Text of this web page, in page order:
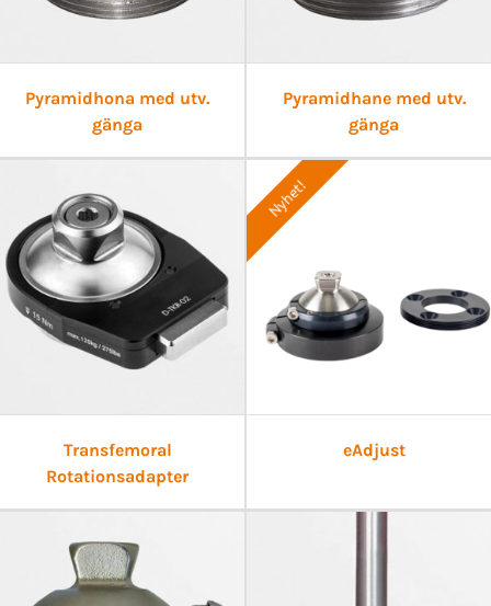
Pyramidhona med utv.
gänga
Pyramidhane med utv.
gänga
Transfemoral
Rotationsadapter
Nyhet!
eAdjust